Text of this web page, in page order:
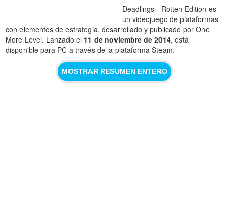
Deadlings - Rotten Edition es
un videojuego de plataformas
con elementos de estrategia, desarrollado y publicado por One
More Level. Lanzado el 11 de noviembre de 2014, está
disponible para PC a través de la plataforma Steam.
MOSTRAR RESUMEN ENTERO